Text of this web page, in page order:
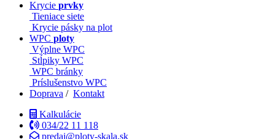
Krycie prvky
Tieniace siete
Krycie pásky na plot
WPC ploty
Výplne WPC
Stĺpiky WPC
WPC bránky
Príslušenstvo WPC
Doprava / Kontakt
Kalkulácie
034/22 11 118
predaj@ploty-skala.sk